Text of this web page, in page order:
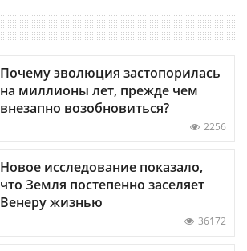
Почему эволюция застопорилась
на миллионы лет, прежде чем
внезапно возобновиться?
2256
Новое исследование показало,
что Земля постепенно заселяет
Венеру жизнью
36172